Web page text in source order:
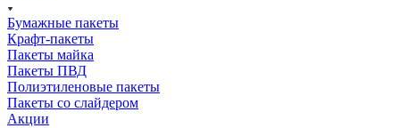
Бумажные пакеты
Крафт-пакеты
Пакеты майка
Пакеты ПВД
Полиэтиленовые пакеты
Пакеты со слайдером
Акции